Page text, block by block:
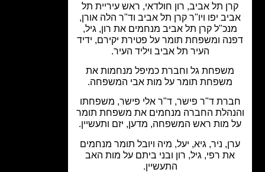
תל אביב, רון חולדאי, ראש עיריית תל
יפו ויו"ר קרן תל אביב וד"ר הלה אורן,
קרן תל אביב מנחמים את רון, גיל,
ומשפחת תומר על פטירת יקירם, ידיד
העיר תל אביב ויליד העיר.
משפחת גל וחברת כמיפל מנחמות את
משפחת תומר על מות אבי המשפחה.
ד"ר פישר, ד"ר אלי פישר, משפחתו
החברה מנחמים את משפחת תומר
מות ראש המשפחה, מדען, יזם ותעשיין.
ניר, גיא, יעל, מיה ויובל תומר מנחמים
רפי, גיל, רון ובני ביתם על מות האב
התעשיין.